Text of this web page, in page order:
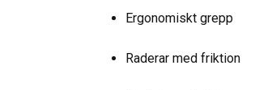
Ergonomiskt grepp
Raderar med friktion